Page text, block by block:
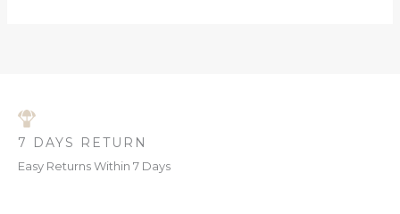
7 DAYS RETURN
Easy Returns Within 7 Days